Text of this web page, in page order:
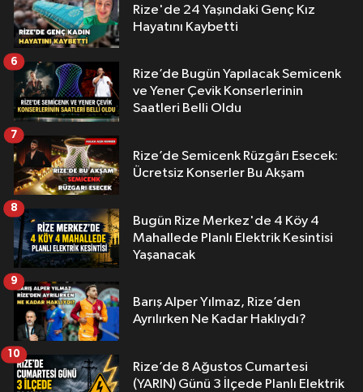
Rize'de 24 Yaşındaki Genç Kız
Hayatını Kaybetti
Rize’de Bugün Yapılacak Semicenk
ve Yener Çevik Konserlerinin
Saatleri Belli Oldu
6
Rize’de Semicenk Rüzgârı Esecek:
Ücretsiz Konserler Bu Akşam
7
Bugün Rize Merkez'de 4 Köy 4
Mahallede Planlı Elektrik Kesintisi
Yaşanacak
8
Barış Alper Yılmaz, Rize’den
Ayrılırken Ne Kadar Haklıydı?
9
Rize’de 8 Ağustos Cumartesi
(YARIN) Günü 3 İlçede Planlı Elektrik
10